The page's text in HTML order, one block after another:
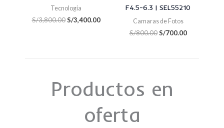
Tecnologia
S/3,800.00 S/3,400.00
F4.5-6.3 | SEL55210
Camaras de Fotos
S/800.00 S/700.00
Productos en
oferta